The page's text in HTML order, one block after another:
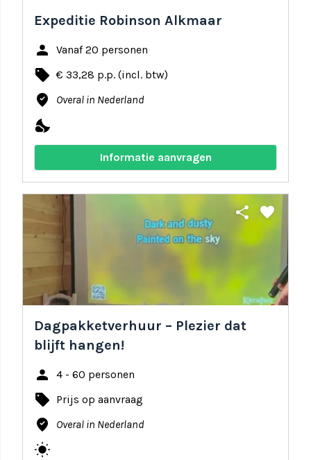
Expeditie Robinson Alkmaar
person Vanaf 20 personen
local_offer € 33,28 p.p. (incl. btw)
where_to_vote Overal in Nederland
nights_stay
Informatie aanvragen
share favorite
Dagpakketverhuur – Plezier dat
blijft hangen!
person 4 - 60 personen
local_offer Prijs op aanvraag
where_to_vote Overal in Nederland
wb_sunny